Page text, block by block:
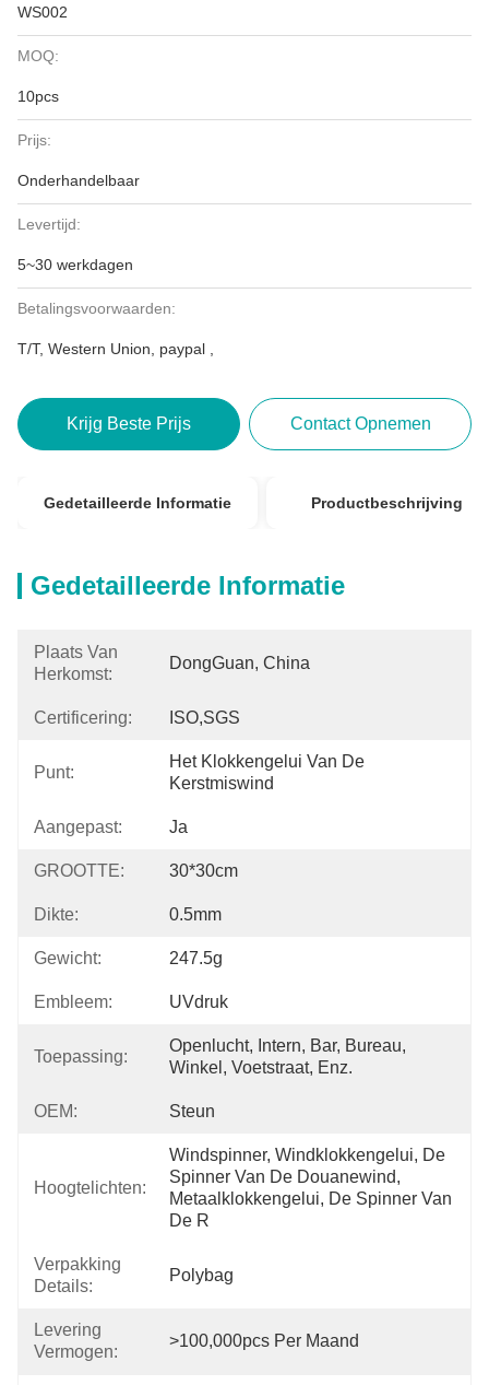
WS002
MOQ:
10pcs
Prijs:
Onderhandelbaar
Levertijd:
5~30 werkdagen
Betalingsvoorwaarden:
T/T, Western Union, paypal ,
Krijg Beste Prijs Contact Opnemen
Gedetailleerde Informatie Productbeschrijving
Gedetailleerde Informatie
Plaats Van
Herkomst:
DongGuan, China
Certificering: ISO,SGS
Punt:
Het Klokkengelui Van De
Kerstmiswind
Aangepast: Ja
GROOTTE: 30*30cm
Dikte: 0.5mm
Gewicht: 247.5g
Embleem: UVdruk
Toepassing:
Openlucht, Intern, Bar, Bureau,
Winkel, Voetstraat, Enz.
OEM: Steun
Hoogtelichten:
Windspinner, Windklokkengelui, De
Spinner Van De Douanewind,
Metaalklokkengelui, De Spinner Van
De R
Verpakking
Details:
Polybag
Levering
Vermogen:
>100,000pcs Per Maand